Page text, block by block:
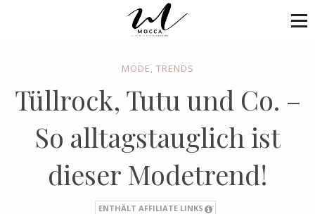
MODE, TRENDS
Tüllrock, Tutu und Co. –
So alltagstauglich ist
dieser Modetrend!
ENTHÄLT AFFILIATE LINKS